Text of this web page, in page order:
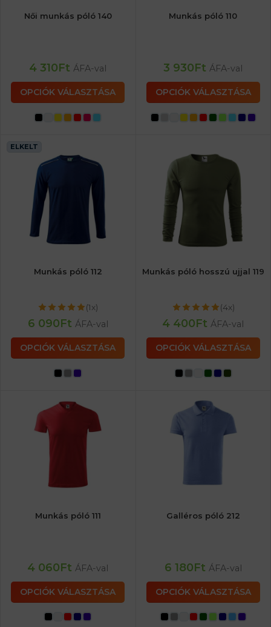
Női munkás póló 140
4 310Ft ÁFA-val
OPCIÓK VÁLASZTÁSA
Munkás póló 110
3 930Ft ÁFA-val
OPCIÓK VÁLASZTÁSA
ELKELT
Munkás póló 112
(1x)
6 090Ft ÁFA-val
OPCIÓK VÁLASZTÁSA
Munkás póló hosszú ujjal 119
(4x)
4 400Ft ÁFA-val
OPCIÓK VÁLASZTÁSA
Munkás póló 111
4 060Ft ÁFA-val
OPCIÓK VÁLASZTÁSA
Galléros póló 212
6 180Ft ÁFA-val
OPCIÓK VÁLASZTÁSA